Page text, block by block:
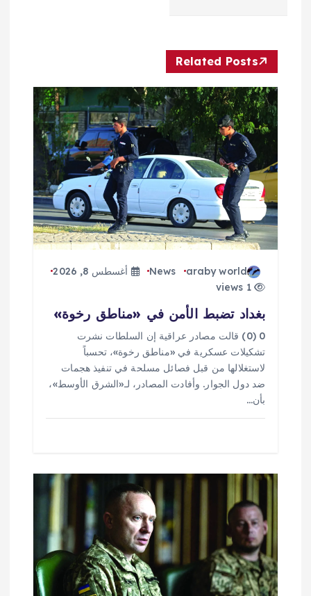
م
ق
Related Posts
araby world
News
أغسطس 8, 2026
1 views
بغداد تضبط الأمن في «مناطق رخوة»
0 (0) قالت مصادر عراقية إن السلطات نشرت
تشكيلات عسكرية في «مناطق رخوة»، تحسباً
لاستغلالها من قبل فصائل مسلحة في تنفيذ هجمات
ضد دول الجوار. وأفادت المصادر، لـ«الشرق الأوسط»،
بأن…